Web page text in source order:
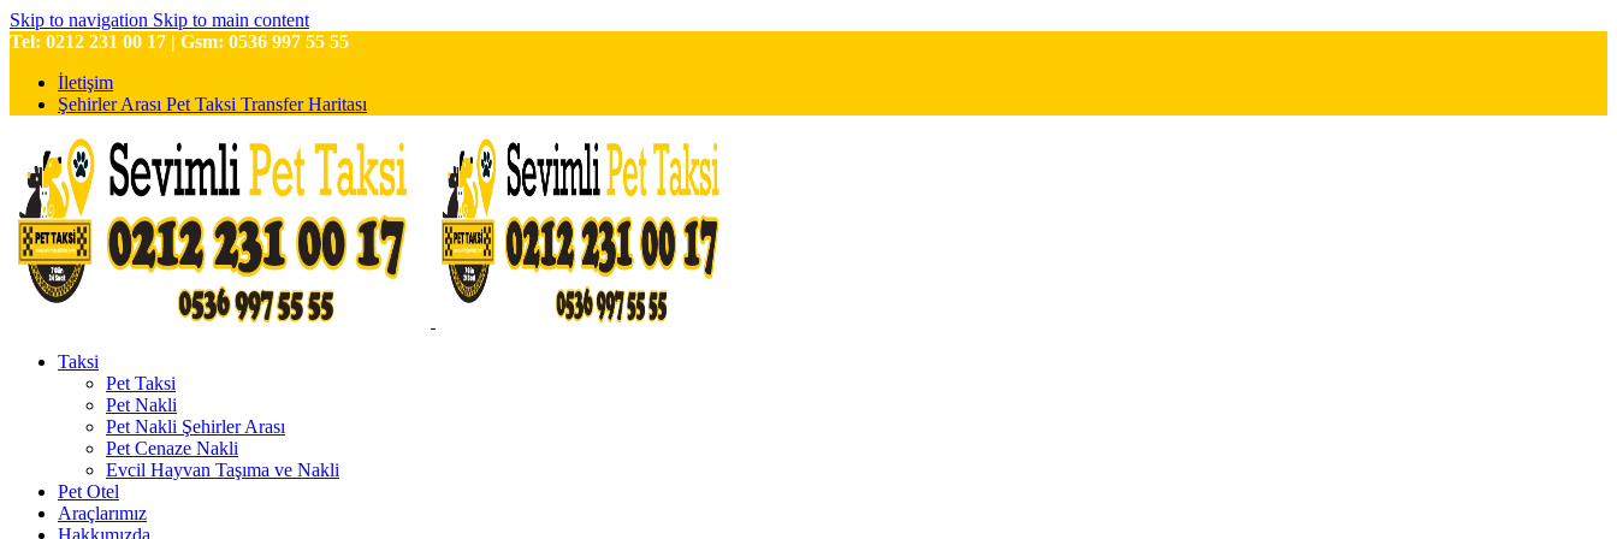
Skip to navigation Skip to main content
Tel: 0212 231 00 17 | Gsm: 0536 997 55 55
İletişim
Şehirler Arası Pet Taksi Transfer Haritası
Taksi
Pet Taksi
Pet Nakli
Pet Nakli Şehirler Arası
Pet Cenaze Nakli
Evcil Hayvan Taşıma ve Nakli
Pet Otel
Araçlarımız
Hakkımızda